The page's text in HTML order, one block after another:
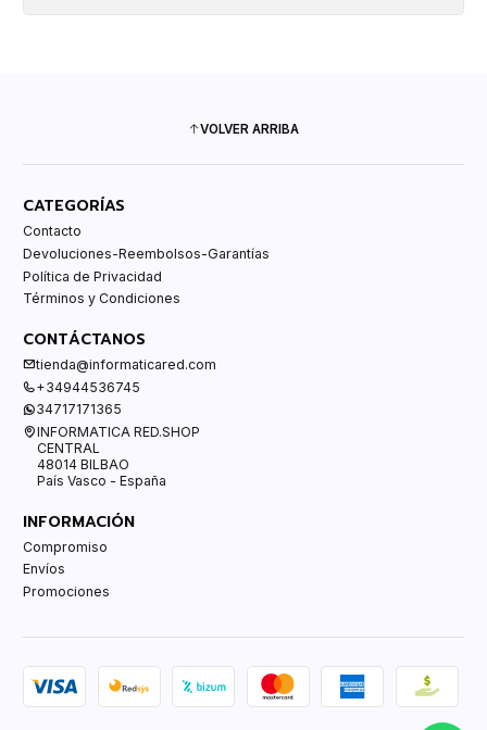
VOLVER ARRIBA
CATEGORÍAS
Contacto
Devoluciones-Reembolsos-Garantías
Política de Privacidad
Términos y Condiciones
CONTÁCTANOS
tienda@informaticared.com
+34944536745
34717171365
INFORMATICA RED.SHOP
CENTRAL
48014 BILBAO
País Vasco - España
INFORMACIÓN
Compromiso
Envíos
Promociones